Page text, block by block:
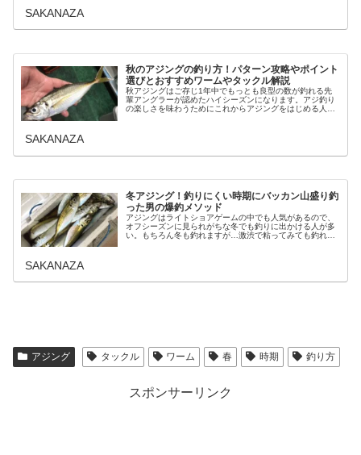
SAKANAZA
秋のアジングの釣り方！パターン攻略やポイント
選びとおすすめワームやタックル解説
秋アジングはご存じ1年中でもっとも良型の数が釣れる先
輩アングラーが認めたハイシーズンになります。アジ釣り
の楽しさを味わうためにこれからアジングをはじめる人に
SAKANAZA
冬アジング！釣りにくい時期にバッカン山盛り釣
った男の爆釣メソッド
アジングはライトショアゲームの中でも人気があるので、
オフシーズンに見られがちな冬でも釣りに出かける人が多
い。もちろん冬も釣れますが…激渋で粘ってみても釣れな
SAKANAZA
アジング タックル ワーム 春 時期 釣り方
スポンサーリンク